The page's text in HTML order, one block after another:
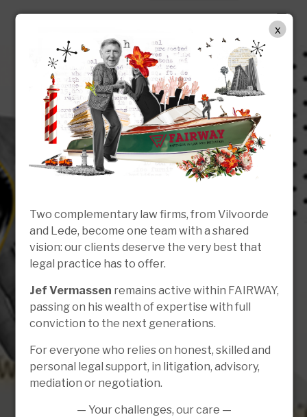
Two complementary law firms, from Vilvoorde
and Lede, become one team with a shared
vision: our clients deserve the very best that
legal practice has to offer.
Jef Vermassen remains active within FAIRWAY,
passing on his wealth of expertise with full
conviction to the next generations.
For everyone who relies on honest, skilled and
personal legal support, in litigation, advisory,
mediation or negotiation.
— Your challenges, our care —
x